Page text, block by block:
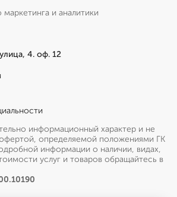
и аналитики
4. оф. 12
информационный характер и не
офертой, определяемой положениями ГК
информации о наличии, видах,
услуг и товаров обращайтесь в